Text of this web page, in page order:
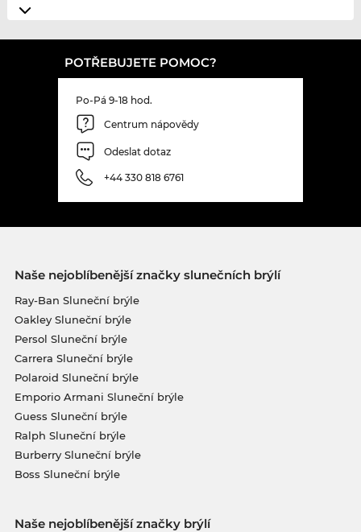
POTŘEBUJETE POMOC?
Po-Pá 9-18 hod.
Centrum nápovědy
Odeslat dotaz
+44 330 818 6761
Naše nejoblíbenější značky slunečních brýlí
Ray-Ban Sluneční brýle
Oakley Sluneční brýle
Persol Sluneční brýle
Carrera Sluneční brýle
Polaroid Sluneční brýle
Emporio Armani Sluneční brýle
Guess Sluneční brýle
Ralph Sluneční brýle
Burberry Sluneční brýle
Boss Sluneční brýle
Naše nejoblíbenější značky brýlí